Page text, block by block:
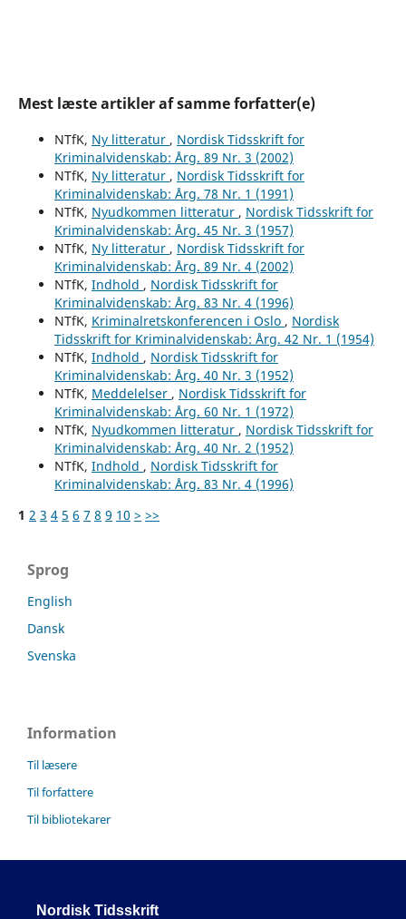
Mest læste artikler af samme forfatter(e)
NTfK, Ny litteratur , Nordisk Tidsskrift for
Kriminalvidenskab: Årg. 89 Nr. 3 (2002)
NTfK, Ny litteratur , Nordisk Tidsskrift for
Kriminalvidenskab: Årg. 78 Nr. 1 (1991)
NTfK, Nyudkommen litteratur , Nordisk Tidsskrift for
Kriminalvidenskab: Årg. 45 Nr. 3 (1957)
NTfK, Ny litteratur , Nordisk Tidsskrift for
Kriminalvidenskab: Årg. 89 Nr. 4 (2002)
NTfK, Indhold , Nordisk Tidsskrift for
Kriminalvidenskab: Årg. 83 Nr. 4 (1996)
NTfK, Kriminalretskonferencen i Oslo , Nordisk
Tidsskrift for Kriminalvidenskab: Årg. 42 Nr. 1 (1954)
NTfK, Indhold , Nordisk Tidsskrift for
Kriminalvidenskab: Årg. 40 Nr. 3 (1952)
NTfK, Meddelelser , Nordisk Tidsskrift for
Kriminalvidenskab: Årg. 60 Nr. 1 (1972)
NTfK, Nyudkommen litteratur , Nordisk Tidsskrift for
Kriminalvidenskab: Årg. 40 Nr. 2 (1952)
NTfK, Indhold , Nordisk Tidsskrift for
Kriminalvidenskab: Årg. 83 Nr. 4 (1996)
1 2 3 4 5 6 7 8 9 10 > >>
Sprog
English
Dansk
Svenska
Information
Til læsere
Til forfattere
Til bibliotekarer
Nordisk Tidsskrift